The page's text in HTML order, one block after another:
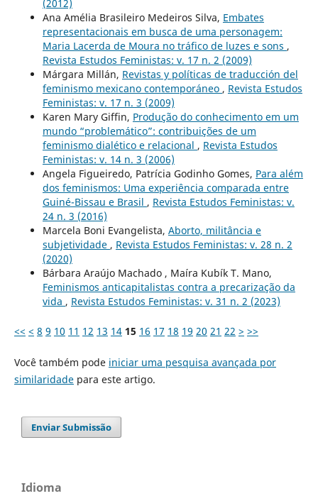
(2012)
Ana Amélia Brasileiro Medeiros Silva, Embates
representacionais em busca de uma personagem:
Maria Lacerda de Moura no tráfico de luzes e sons ,
Revista Estudos Feministas: v. 17 n. 2 (2009)
Márgara Millán, Revistas y políticas de traducción del
feminismo mexicano contemporáneo , Revista Estudos
Feministas: v. 17 n. 3 (2009)
Karen Mary Giffin, Produção do conhecimento em um
mundo “problemático”: contribuições de um
feminismo dialético e relacional , Revista Estudos
Feministas: v. 14 n. 3 (2006)
Angela Figueiredo, Patrícia Godinho Gomes, Para além
dos feminismos: Uma experiência comparada entre
Guiné-Bissau e Brasil , Revista Estudos Feministas: v.
24 n. 3 (2016)
Marcela Boni Evangelista, Aborto, militância e
subjetividade , Revista Estudos Feministas: v. 28 n. 2
(2020)
Bárbara Araújo Machado , Maíra Kubík T. Mano,
Feminismos anticapitalistas contra a precarização da
vida , Revista Estudos Feministas: v. 31 n. 2 (2023)
<< < 8 9 10 11 12 13 14 15 16 17 18 19 20 21 22 > >>
Você também pode iniciar uma pesquisa avançada por
similaridadepara este artigo.
Enviar Submissão
Idioma